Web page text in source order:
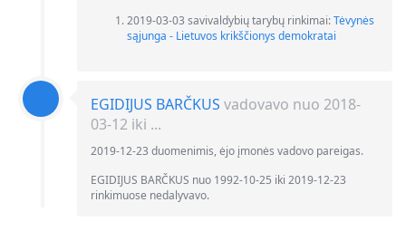
2019-03-03 savivaldybių tarybų rinkimai:Tėvynės
sąjunga - Lietuvos krikščionys demokratai
EGIDIJUS BARČKUS vadovavo nuo 2018-
03-12 iki ...
2019-12-23 duomenimis, ėjo įmonės vadovo pareigas.
EGIDIJUS BARČKUS nuo 1992-10-25 iki 2019-12-23
rinkimuose nedalyvavo.